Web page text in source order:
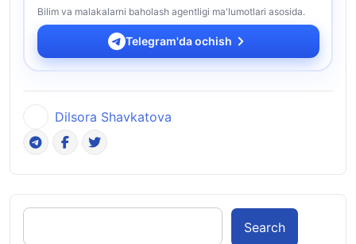
Bilim va malakalarni baholash agentligi ma'lumotlari asosida.
Telegram'da ochish
Dilsora Shavkatova
Search